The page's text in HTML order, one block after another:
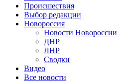
Происшествия
Выбор редакции
Новороссия
Новости Новороссии
ДНР
ЛНР
Сводки
Видео
Все новости